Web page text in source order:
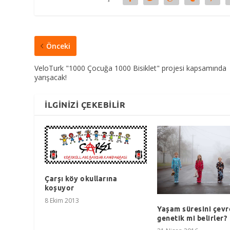
Önceki
VeloTurk "1000 Çocuğa 1000 Bisiklet" projesi kapsamında
yarışacak!
İLGINIZI ÇEKEBILIR
Çarşı köy okullarına
koşuyor
8 Ekim 2013
Yaşam süresini
genetik mi belirler?